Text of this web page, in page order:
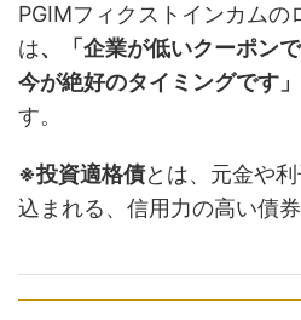
PGIMフィクストインカムの
は、「企業が低いクーポン
今が絶好のタイミングです」
す。
※投資適格債とは、元金や
込まれる、信用力の高い債券